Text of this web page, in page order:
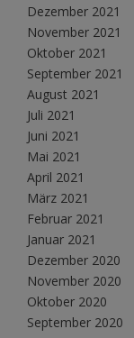
Dezember 2021
November 2021
Oktober 2021
September 2021
August 2021
Juli 2021
Juni 2021
Mai 2021
April 2021
März 2021
Februar 2021
Januar 2021
Dezember 2020
November 2020
Oktober 2020
September 2020